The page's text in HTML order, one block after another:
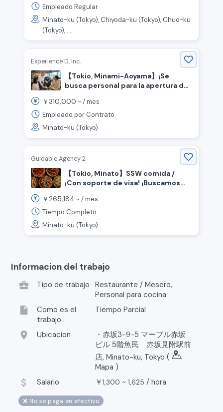
Empleado Regular
Minato-ku (Tokyo), Chiyoda-ku (Tokyo), Chuo-ku
(Tokyo), ....
Experience D, Inc.
【Tokio, Minami-Aoyama】¡Se
busca personal para la apertura de
Honda!
￥ 310,000 ~ /mes
Empleado por Contrato
Minato-ku (Tokyo)
Guidable Agency 2
【Tokio, Minato】SSW comida /
¡Con soporte de visa! ¡Buscamos
￥265,184 ~ /mes
Tiempo Completo
Minato-ku (Tokyo)
Informacion del trabajo
business_center
Tipo de trabajo Restaurante / Mesero,
Personal para cocina
insert_drive_file
Como es el
trabajo
Tiempo Parcial
location_on Ubicacion
・赤坂3-9-5 マーブル赤坂
ビル 5階魚民 赤坂見附駅前
店, Minato-ku, Tokyo (
Mapa )
attach_money Salario ￥1,300 ~ 1,625 / hora
❌ No se paga en efectivo